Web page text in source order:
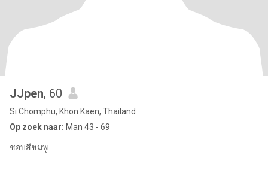
่JJpen, 60
Si Chomphu, Khon Kaen, Thailand
Op zoek naar: Man 43 - 69
ชอบสีชมพู